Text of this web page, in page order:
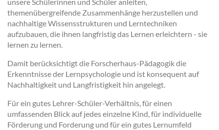
themenübergreifende Zusammenhänge herzustellen und
nachhaltige Wissensstrukturen und Lerntechniken
aufzubauen, die ihnen langfristig das Lernen erleichtern - sie
lernen zu lernen.
Damit berücksichtigt die Forscherhaus-Pädagogik die
Erkenntnisse der Lernpsychologie und ist konsequent auf
Nachhaltigkeit und Langfristigkeit hin angelegt.
Für ein gutes Lehrer-Schüler-Verhältnis, für einen
umfassenden Blick auf jedes einzelne Kind, für individuelle
Förderung und Forderung und für ein gutes Lernumfeld